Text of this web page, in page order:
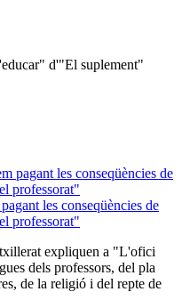
d'"El suplement"
les conseqüències de
professorat"
expliquen a "L'ofici
dels professors, del pla
de la religió i del repte de